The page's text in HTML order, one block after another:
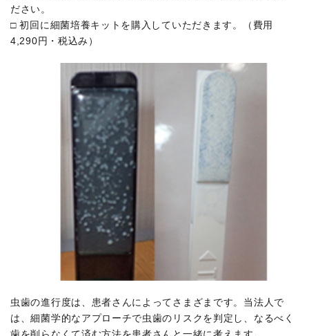
ださい。
□ 初回に細菌培養キットを購入していただきます。（費用
4,290円・税込み）
虫歯の進行度は、患者さんによってさまざまです。当法人で
は、細菌学的なアプローチで虫歯のリスクを判定し、なるべく